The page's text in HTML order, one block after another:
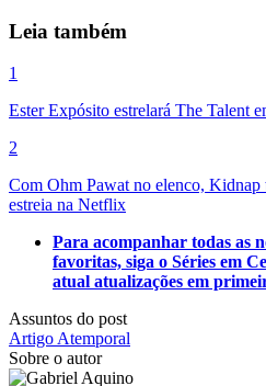
Leia também
1
Ester Expósito estrelará The Talent
2
Com Ohm Pawat no elenco, Kidnap
estreia na Netflix
Para acompanhar todas as
favoritas, siga o Séries em
atual atualizações em
Assuntos do post
Artigo Atemporal
Sobre o autor